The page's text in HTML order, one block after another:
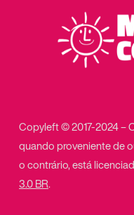
Copyleft © 2017-2024 –
quando proveniente de
o contrário, está
3.0 BR.